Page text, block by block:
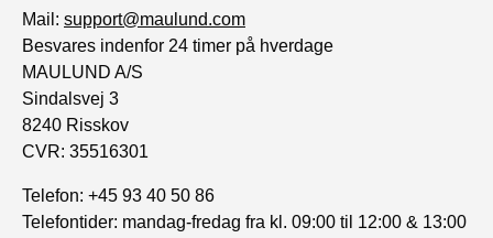
Mail: support@maulund.com
Besvares indenfor 24 timer på hverdage
MAULUND A/S
Sindalsvej 3
8240 Risskov
CVR: 35516301
Telefon: +45 93 40 50 86
Telefontider: mandag-fredag fra kl. 09:00 til 12:00 & 13:00